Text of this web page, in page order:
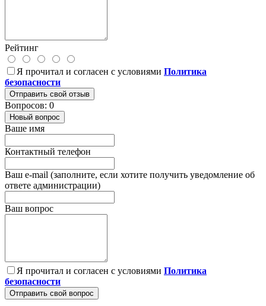
Рейтинг
Я прочитал и согласен с условиями Политика
безопасности
Отправить свой отзыв
Вопросов: 0
Новый вопрос
Ваше имя
Контактный телефон
Ваш e-mail (заполните, если хотите получить уведомление об
ответе администрации)
Ваш вопрос
Я прочитал и согласен с условиями Политика
безопасности
Отправить свой вопрос